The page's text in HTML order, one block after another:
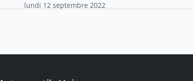
lundi 12 septembre 2022